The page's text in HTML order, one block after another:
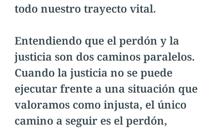
todo nuestro trayecto vital.
Entendiendo que el perdón y la
justicia son dos caminos paralelos.
Cuando la justicia no se puede
ejecutar frente a una situación que
valoramos como injusta, el único
camino a seguir es el perdón,